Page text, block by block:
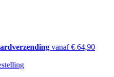
vanaf € 64,90